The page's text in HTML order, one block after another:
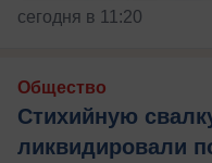
сегодня в 11:20
Общество
Стихийную
ликвидировали